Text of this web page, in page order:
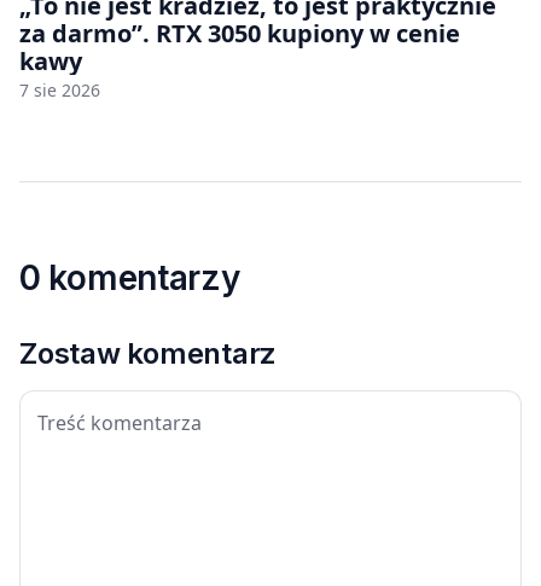
za darmo”. RTX 3050 kupiony w cenie
kawy
7 sie 2026
0 komentarzy
Zostaw komentarz